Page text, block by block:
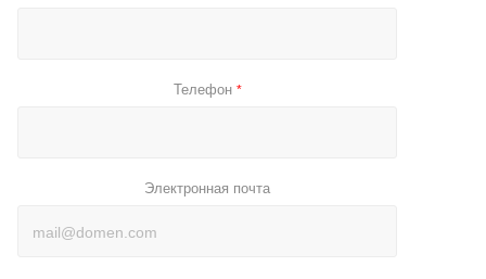
Телефон *
Электронная почта